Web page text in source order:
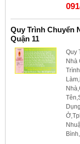
Quy Trình Chuyển
Quận 11
Quy
Nhà